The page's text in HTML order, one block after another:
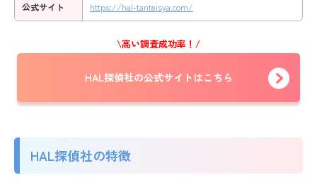
公式サイト https://hal-tanteisya.com/
\高い調査成功率！/
HAL探偵社の公式サイトはこちら
HAL探偵社の特徴